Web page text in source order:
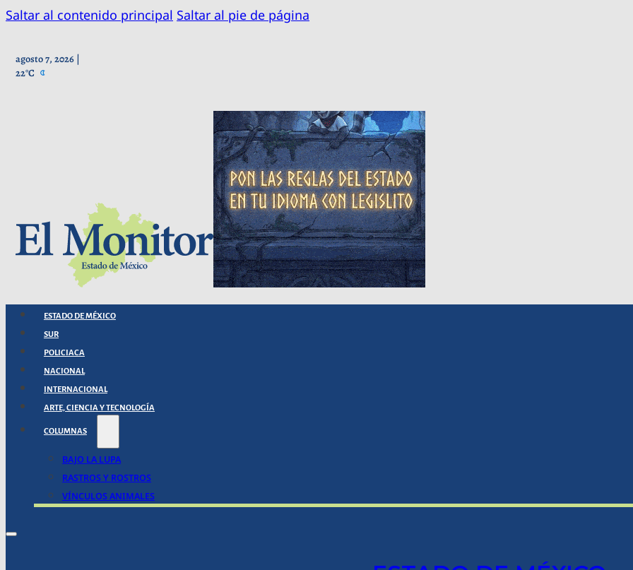
Saltar al contenido principal Saltar al pie de página
agosto 7, 2026 |
22°C
ESTADO DE MÉXICO
SUR
POLICIACA
NACIONAL
INTERNACIONAL
ARTE, CIENCIA Y TECNOLOGÍA
COLUMNAS
BAJO LA LUPA
RASTROS Y ROSTROS
VÍNCULOS ANIMALES